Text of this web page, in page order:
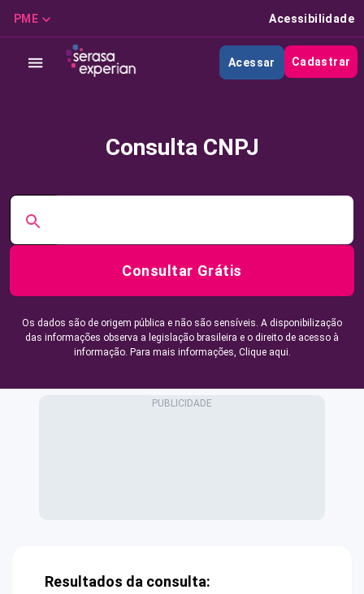
PME Acessibilidade
Acessar Cadastrar
Consulta CNPJ
Consultar Grátis
Os dados são de origem pública e não são sensíveis. A disponibilização
das informações observa a legislação brasileira e o direito de acesso à
informação. Para mais informações, Clique aqui.
Resultados da consulta: